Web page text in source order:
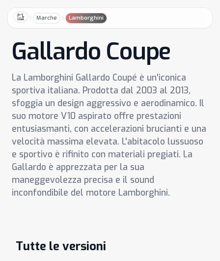
HomeMarche Lamborghini
Gallardo Coupe
La Lamborghini Gallardo Coupé è un'iconica
sportiva italiana. Prodotta dal 2003 al 2013,
sfoggia un design aggressivo e aerodinamico. Il
suo motore V10 aspirato offre prestazioni
entusiasmanti, con accelerazioni brucianti e una
velocità massima elevata. L'abitacolo lussuoso
e sportivo è rifinito con materiali pregiati. La
Gallardo è apprezzata per la sua
maneggevolezza precisa e il sound
inconfondibile del motore Lamborghini.
Tutte le versioni